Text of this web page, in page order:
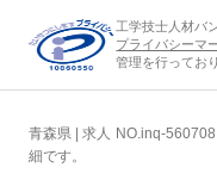
工学技士人材バ
プライバシーマ
管理を行ってお
青森県 | 求人 NO.inq-
細です。